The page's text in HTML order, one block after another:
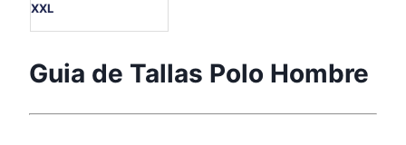
XXL
Guia de Tallas Polo Hombre